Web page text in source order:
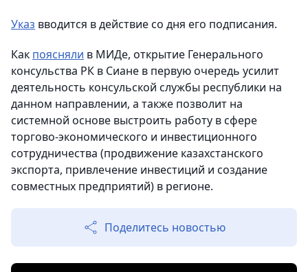
Указ вводится в действие со дня его подписания.
Как поясняли в МИДе, открытие Генерального
консульства РК в Сиане в первую очередь усилит
деятельность консульской службы республики на
данном направлении, а также позволит на
системной основе выстроить работу в сфере
торгово-экономического и инвестиционного
сотрудничества (продвижение казахстанского
экспорта, привлечение инвестиций и создание
совместных предприятий) в регионе.
Поделитесь новостью